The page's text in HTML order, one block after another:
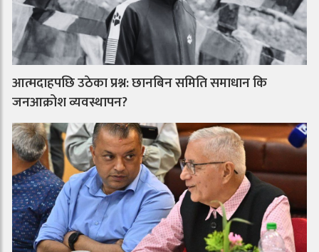
आत्मदाहपछि उठेका प्रश्न: छानबिन समिति समाधान कि
जनआक्रोश व्यवस्थापन?